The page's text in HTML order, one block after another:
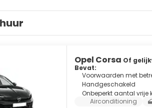
Opel Corsa Of
Bevat:
Voorwaarden met
Handgeschakeld
Onbeperkt aantal vrije
Airconditioning